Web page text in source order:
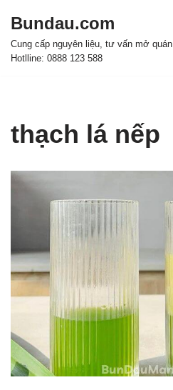
Chuyển
tới
Bundau.com
Cung cấp nguyên liệu, tư vấn mở
Hotlline: 0888 123 588
thạch lá nếp